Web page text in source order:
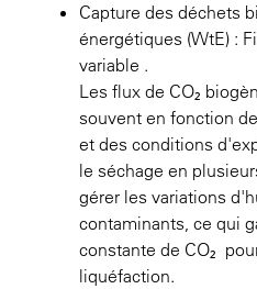
Capture des déchets
énergétiques (WtE) :
variable .
Les flux de CO₂
souvent en fonction
et des conditions
le séchage en
gérer les variations
contaminants, ce qui
constante de CO₂
liquéfaction.